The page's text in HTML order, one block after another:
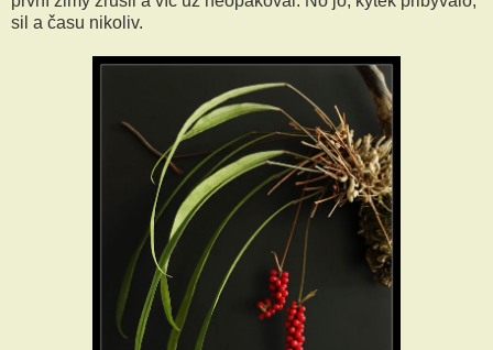
sil a času nikoliv.